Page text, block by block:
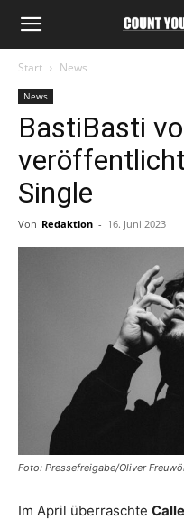
Start News
News
BastiBasti
Single
Von Redaktion - 16. Juni 2023
Foto: Pressefreigabe/Oliver
Im April überraschte